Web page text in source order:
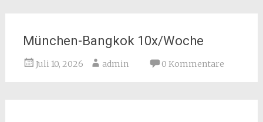
München-Bangkok 10x/Woche
Juli 10, 2026 admin 0 Kommentare